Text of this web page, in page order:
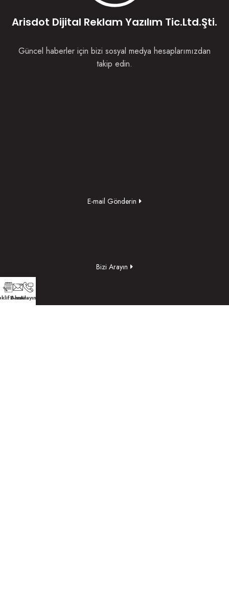
Arisdot Dijital Reklam Yazılım Tic.Ltd.Şti.
Güncel haberler için bizi sosyal medya hesaplarımızdan
takip edin.
E-mail Gönderin
Bizi Arayın
Alın
E-mailArayın